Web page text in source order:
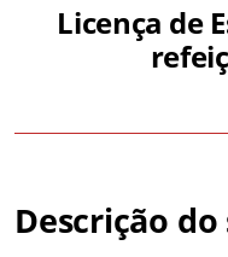
Licença de
Descrição